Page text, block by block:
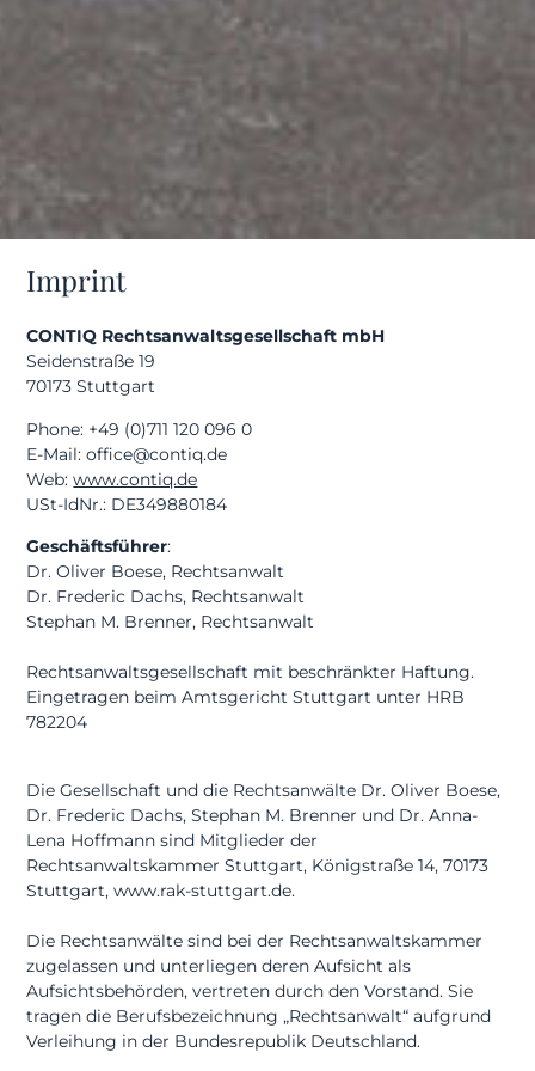
Imprint
CONTIQ Rechtsanwaltsgesellschaft mbH
Seidenstraße 19
70173 Stuttgart
Phone: +49 (0)711 120 096 0
E-Mail: office@contiq.de
Web:www.contiq.de
USt-IdNr.: DE349880184
Geschäftsführer:
Dr. Oliver Boese, Rechtsanwalt
Dr. Frederic Dachs, Rechtsanwalt
Stephan M. Brenner, Rechtsanwalt
Rechtsanwaltsgesellschaft mit beschränkter Haftung.
Eingetragen beim Amtsgericht Stuttgart unter HRB
782204
Die Gesellschaft und die Rechtsanwälte Dr. Oliver Boese,
Dr. Frederic Dachs, Stephan M. Brenner und Dr. Anna-
Lena Hoffmann sind Mitglieder der
Rechtsanwaltskammer Stuttgart, Königstraße 14, 70173
Stuttgart, www.rak-stuttgart.de.
Die Rechtsanwälte sind bei der Rechtsanwaltskammer
zugelassen und unterliegen deren Aufsicht als
Aufsichtsbehörden, vertreten durch den Vorstand. Sie
tragen die Berufsbezeichnung „Rechtsanwalt“ aufgrund
Verleihung in der Bundesrepublik Deutschland.